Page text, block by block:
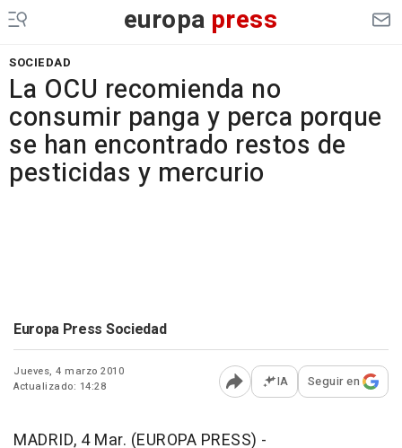
europa press
SOCIEDAD
La OCU recomienda no
consumir panga y perca porque
se han encontrado restos de
pesticidas y mercurio
Europa Press Sociedad
Jueves, 4 marzo 2010
Actualizado: 14:28
Abrir opciones para
IA Seguir en
MADRID, 4 Mar. (EUROPA PRESS) -